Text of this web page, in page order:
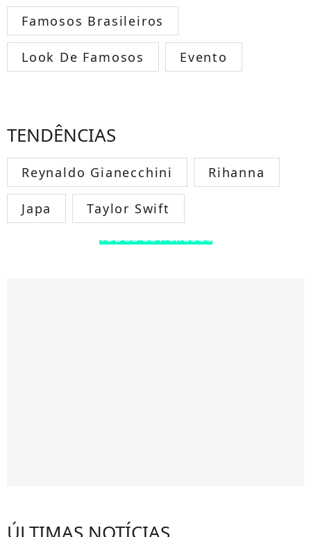
Famosos Brasileiros
Look De Famosos Evento
TENDÊNCIAS
Reynaldo Gianecchini Rihanna
Japa Taylor Swift
TODOS OS FAMOSOS